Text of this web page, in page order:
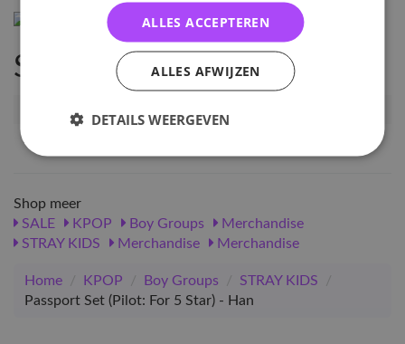
Specificaties
Artikelnummer
EAN nummer
Shop meer
SALE
KPOP Boy Groups
Merchandise
STRAY KIDS
Merchandise Merchandise
Home / KPOP / Boy Groups / STRAY KIDS
/
Passport Set (Pilot: For 5 Star) - Han
ALLES ACCEPTEREN
ALLES AFWIJZEN
DETAILS WEERGEVEN